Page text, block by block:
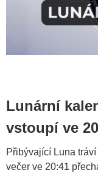
Lunární
vstoupí ve
Přibývající Luna
večer ve 20:41